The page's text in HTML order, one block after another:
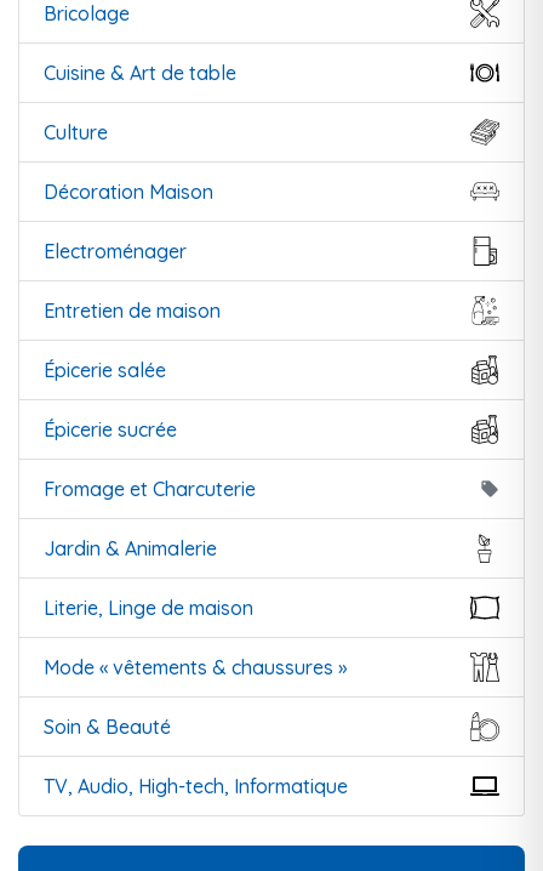
Bricolage
Cuisine & Art de table
Culture
Décoration Maison
Electroménager
Entretien de maison
Épicerie salée
Épicerie sucrée
Fromage et Charcuterie local_offer
Jardin & Animalerie
Literie, Linge de maison
Mode « vêtements & chaussures »
Soin & Beauté
TV, Audio, High-tech, Informatique